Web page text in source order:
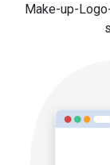
Make-up-